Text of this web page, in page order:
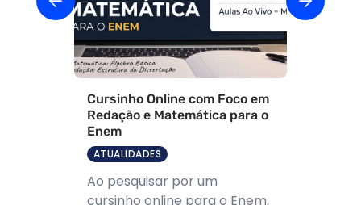
Cursinho Online com Foco em
Redação e Matemática para o
Enem
ATUALIDADES
Ao pesquisar por um
cursinho online para o Enem,